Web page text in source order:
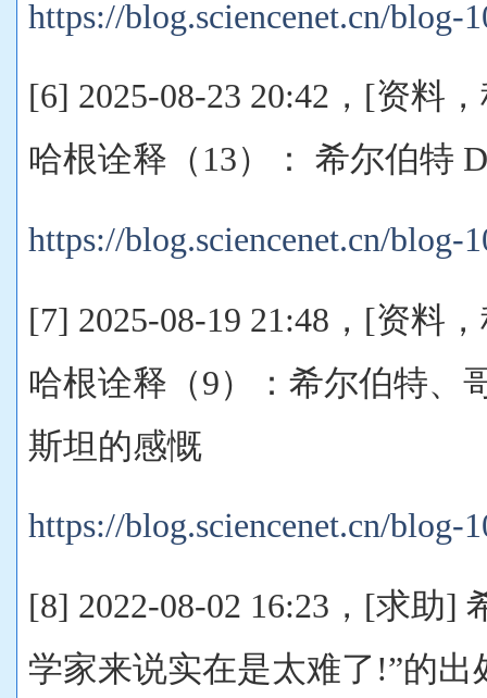
https://blog.sciencenet.cn/blog-
[6] 2025-08-23 20:42，[资料
哈根诠释（13）： 希尔伯特
https://blog.sciencenet.cn/blog-
[7] 2025-08-19 21:48，[资料
哈根诠释（9）：希尔伯特、
斯坦的感慨
https://blog.sciencenet.cn/blog-
[8] 2022-08-02 16:23，[求助]
学家来说实在是太难了!”的出